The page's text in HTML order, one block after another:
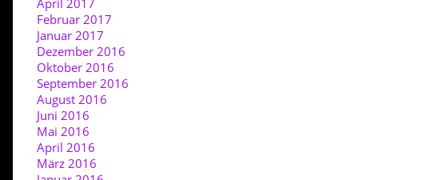
April 2017
Februar 2017
Januar 2017
Dezember 2016
Oktober 2016
September 2016
August 2016
Juni 2016
Mai 2016
April 2016
März 2016